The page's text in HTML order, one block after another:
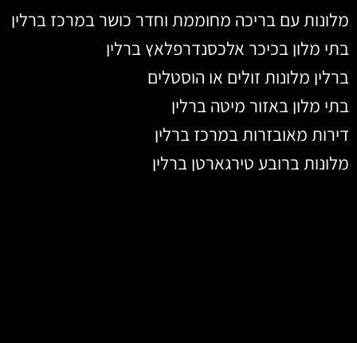
מלונות עם בריכה מחוממת וחדר כושר במרכז ברלין
בתי מלון בכיכר אלכסנדרפלאץ ברלין
ברלין מלונות זולים או הוסטלים
בתי מלון באזור מיטה ברלין
דירות מאובזרות במרכז ברלין
מלונות ברובע טירגארטן ברלין